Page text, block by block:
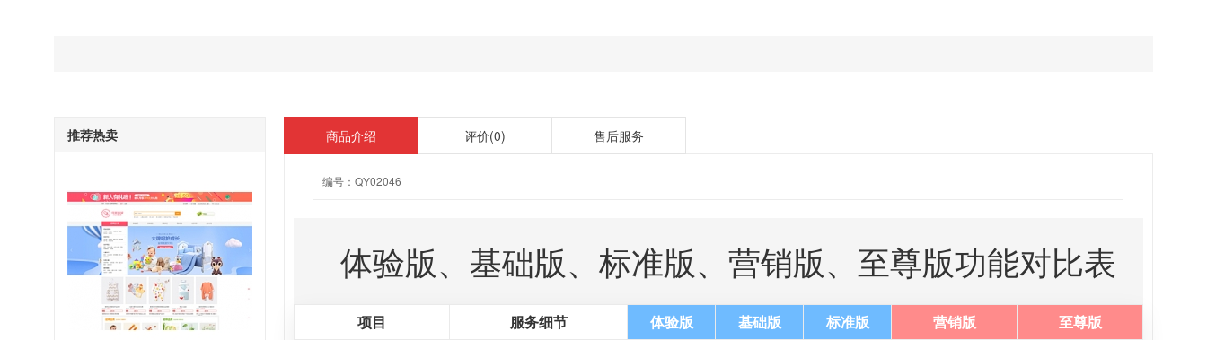
推荐热卖 商品介绍 评价(0) 售后服务
编号： QY02046
体验版、基础版、标准版、营销版、至尊版功能对比表
项目 服务细节 体验版 基础版 标准版 营销版 至尊版